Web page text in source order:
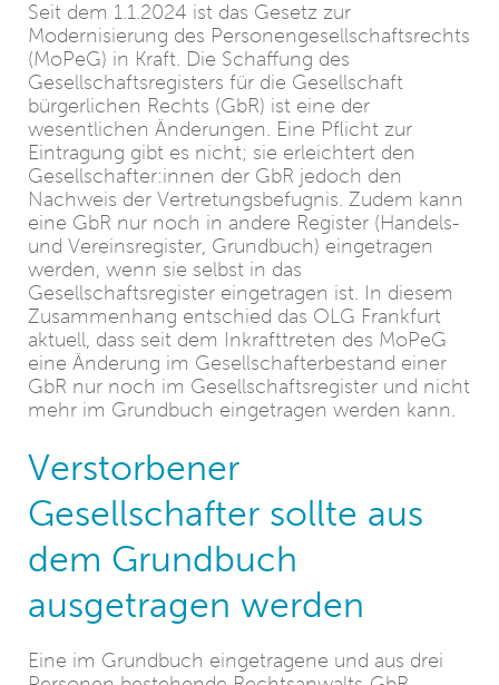
Seit dem 1.1.2024 ist das Gesetz zur
Modernisierung des Personengesellschaftsrechts
(MoPeG) in Kraft. Die Schaffung des
Gesellschaftsregisters für die Gesellschaft
bürgerlichen Rechts (GbR) ist eine der
wesentlichen Änderungen. Eine Pflicht zur
Eintragung gibt es nicht; sie erleichtert den
Gesellschafter:innen der GbR jedoch den
Nachweis der Vertretungsbefugnis. Zudem kann
eine GbR nur noch in andere Register (Handels-
und Vereinsregister, Grundbuch) eingetragen
werden, wenn sie selbst in das
Gesellschaftsregister eingetragen ist. In diesem
Zusammenhang entschied das OLG Frankfurt
aktuell, dass seit dem Inkrafttreten des MoPeG
eine Änderung im Gesellschafterbestand einer
GbR nur noch im Gesellschaftsregister und nicht
mehr im Grundbuch eingetragen werden kann.
Verstorbener
Gesellschafter sollte aus
dem Grundbuch
ausgetragen werden
Eine im Grundbuch eingetragene und aus drei